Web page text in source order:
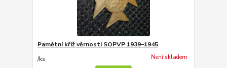
Pamětní kříž věrnosti SOPVP 1939–1945
/ks Není skladem